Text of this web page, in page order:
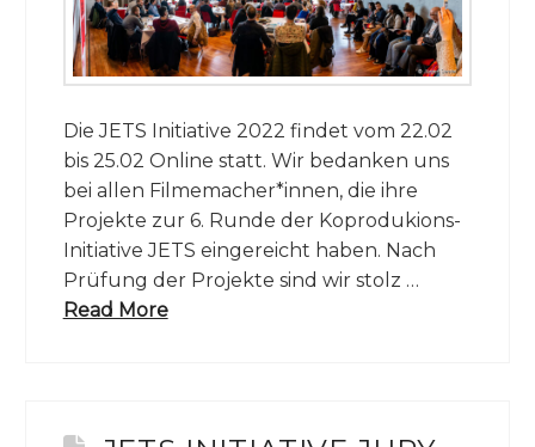
Die JETS Initiative 2022 findet vom 22.02
bis 25.02 Online statt. Wir bedanken uns
bei allen Filmemacher*innen, die ihre
Projekte zur 6. Runde der Koprodukions-
Initiative JETS eingereicht haben. Nach
Prüfung der Projekte sind wir stolz …
Read More